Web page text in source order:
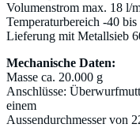
Volumenstrom max. 18 l/
Temperaturbereich -40
Lieferung mit Metallsieb
Mechanische Daten:
Masse ca. 20.000 g
Anschlüsse:
einem
Aussendurchmesser von